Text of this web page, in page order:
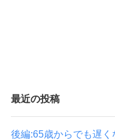
最近の投稿
後編:65歳からでも遅